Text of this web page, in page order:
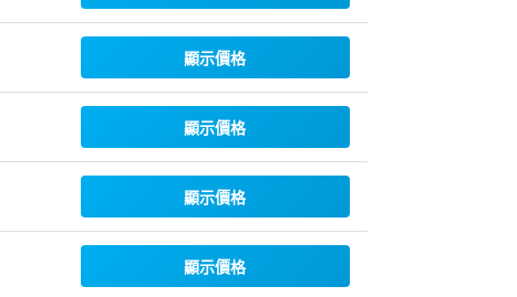
顯示價格
顯示價格
顯示價格
顯示價格